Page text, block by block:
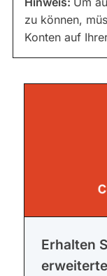
zu können,
Konten auf
Erhalten